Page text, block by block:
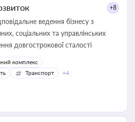
+8
ведення бізнесу з
соціальних та управлінських
довгострокової сталості
комплекс
Транспорт +4